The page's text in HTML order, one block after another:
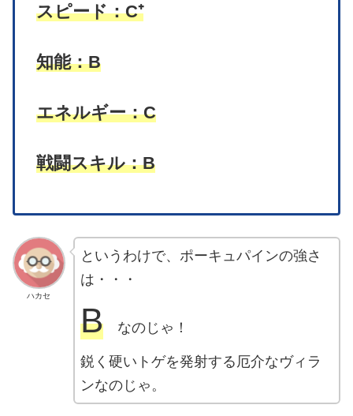
スピード：C⁺
知能：B
エネルギー：C
戦闘スキル：B
ハカセ
というわけで、ポーキュパインの強さ
は・・・
Bなのじゃ！
鋭く硬いトゲを発射する厄介なヴィラ
ンなのじゃ。